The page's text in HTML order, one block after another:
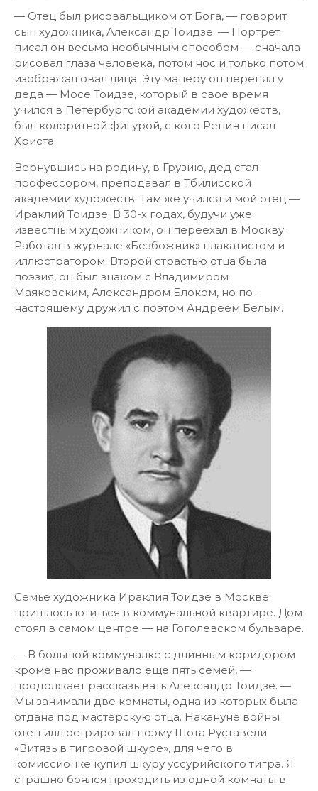
— Отец был рисовальщиком от Бога, — говорит
сын художника, Александр Тоидзе. — Портрет
писал он весьма необычным способом — сначала
рисовал глаза человека, потом нос и только потом
изображал овал лица. Эту манеру он перенял у
деда — Мосе Тоидзе, который в свое время
учился в Петербургской академии художеств,
был колоритной фигурой, с кого Репин писал
Христа.
Вернувшись на родину, в Грузию, дед стал
профессором, преподавал в Тбилисской
академии художеств. Там же учился и мой отец —
Ираклий Тоидзе. В 30-х годах, будучи уже
известным художником, он переехал в Москву.
Работал в журнале «Безбожник» плакатистом и
иллюстратором. Второй страстью отца была
поэзия, он был знаком с Владимиром
Маяковским, Александром Блоком, но по-
настоящему дружил с поэтом Андреем Белым.
Семье художника Ираклия Тоидзе в Москве
пришлось ютиться в коммунальной квартире. Дом
стоял в самом центре — на Гоголевском бульваре.
— В большой коммуналке с длинным коридором
кроме нас проживало еще пять семей, —
продолжает рассказывать Александр Тоидзе. —
Мы занимали две комнаты, одна из которых была
отдана под мастерскую отца. Накануне войны
отец иллюстрировал поэму Шота Руставели
«Витязь в тигровой шкуре», для чего в
комиссионке купил шкуру уссурийского тигра. Я
страшно боялся проходить из одной комнаты в